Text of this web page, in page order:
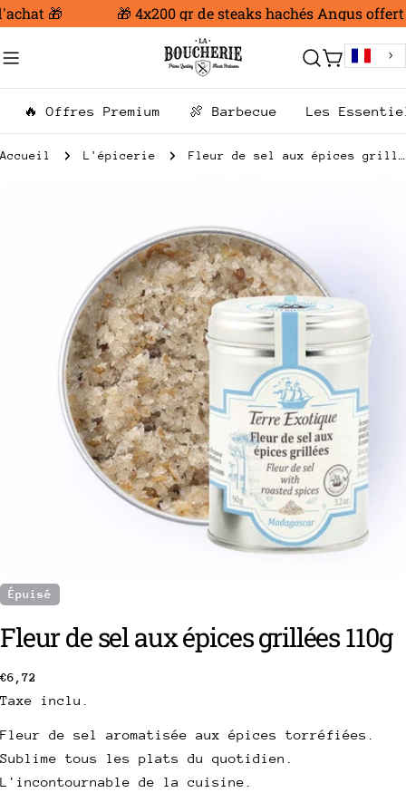
Aller
contenu
🎁 🎁 4x200 gr de steaks hachés Angus offert
Chariot
🔥 Offres Premium 🍖 Barbecue Les
Accueil L'épicerie Fleur de sel aux épices grillées 110g
le média 0 en mode modal
Épuisé
Fleur de sel aux épices grillées 110g
Prix
€6,72
Taxe inclu.
Fleur de sel aromatisée aux épices torréfiées.
Sublime tous les plats du quotidien.
L'incontournable de la cuisine.
Partager ce produit
poser une question
email
téléphone